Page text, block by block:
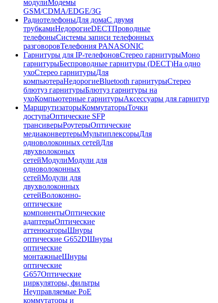
модулиМодемы
GSM/CDMA/EDGE/3G
РадиотелефоныДля домаС двумя
трубкамиНедорогиеDECTПроводные
телефоныСистемы записи телефонных
разговоровТелефония PANASONIC
Гарнитуры для IP-телефоновСтерео гарнитурыМоно
гарнитурыБеспроводные гарнитуры (DECT)На одно
ухоСтерео гарнитурыДля
компьютераНедорогиеBluetooth гарнитурыСтерео
блютуз гарнитурыБлютуз гарнитуры на
ухоКомпьютерные гарнитурыАксессуары для гарнитур
МаршрутизаторыКоммутаторыТочки
доступаОптические SFP
трансиверыРоутерыОптические
медиаконвертерыМультиплексорыДля
одноволоконных сетейДля
двухволоконых
сетейМодулиМодули для
одноволоконных
сетейМодули для
двухволоконных
сетейВолоконно-
оптические
компонентыОптические
адаптерыОптические
аттенюаторыШнуры
оптические G652DШнуры
оптические
монтажныеШнуры
оптические
G657Оптические
циркуляторы, фильтры
Неуправляемые PoE
коммутаторы и